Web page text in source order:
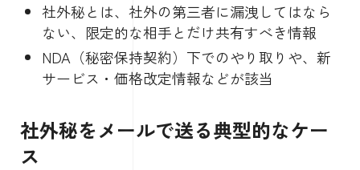
社外秘とは、社外の第三者に漏洩してはなら
ない、限定的な相手とだけ共有すべき情報
NDA（秘密保持契約）下でのやり取りや、新
サービス・価格改定情報などが該当
社外秘をメールで送る典型的なケー
ス